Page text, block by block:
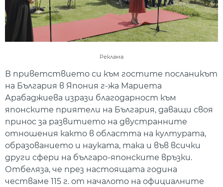
Реклама
В приветствието си към гостите посланикът
на България в Япония г-жа Мариета
Арабаджиева изрази благодарност към
японските приятели на България, даващи своя
принос за развитието на двустранните
отношения както в областта на културата,
образованието и науката, така и във всички
други сфери на българо-японските връзки.
Отбеляза, че през настоящата година
честваме 115 г. от началото на официалните